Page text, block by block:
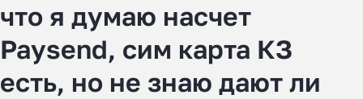
что я думаю насчет
Paysend, сим карта КЗ
есть, но не знаю дают ли